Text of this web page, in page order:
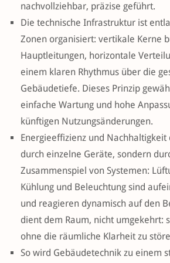
nachvollziehbar, präzise geführt.
Die technische Infrastruktur ist
Zonen organisiert: vertikale Kerne
Hauptleitungen, horizontale
einem klaren Rhythmus über die
Gebäudetiefe. Dieses Prinzip
einfache Wartung und hohe
künftigen Nutzungsänderungen.
Energieeffizienz und
durch einzelne Geräte, sondern
Zusammenspiel von Systemen:
Kühlung und Beleuchtung sind
und reagieren dynamisch auf den
dient dem Raum, nicht umgekehrt:
ohne die räumliche Klarheit zu
So wird Gebäudetechnik zu einem